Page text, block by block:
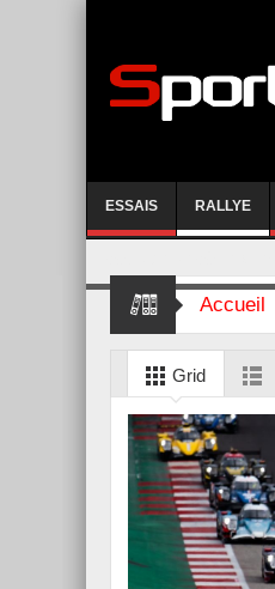
ESSAIS RALLYE
Accueil
Grid